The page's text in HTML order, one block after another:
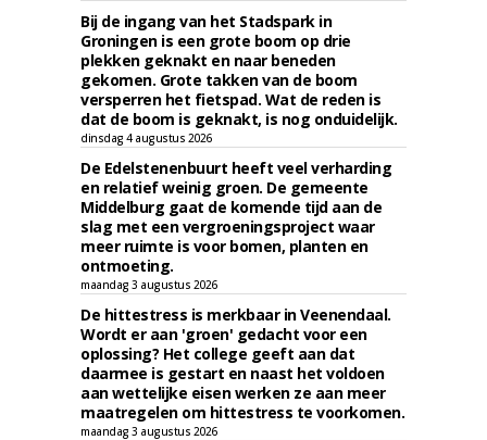
Bij de ingang van het Stadspark in
Groningen is een grote boom op drie
plekken geknakt en naar beneden
gekomen. Grote takken van de boom
versperren het fietspad. Wat de reden is
dat de boom is geknakt, is nog onduidelijk.
dinsdag 4 augustus 2026
De Edelstenenbuurt heeft veel verharding
en relatief weinig groen. De gemeente
Middelburg gaat de komende tijd aan de
slag met een vergroeningsproject waar
meer ruimte is voor bomen, planten en
ontmoeting.
maandag 3 augustus 2026
De hittestress is merkbaar in Veenendaal.
Wordt er aan 'groen' gedacht voor een
oplossing? Het college geeft aan dat
daarmee is gestart en naast het voldoen
aan wettelijke eisen werken ze aan meer
maatregelen om hittestress te voorkomen.
maandag 3 augustus 2026